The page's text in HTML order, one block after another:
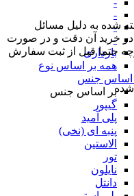
-
-
-
-
بارداری
همه بر اساس نوع
اساس جنس
بر اساس جنس
گیپور
پلی آمید
پنبه ای (نخی)
الاستین
تور
نایلون
دانتل
شده به دلیل مسائل
در خرید آن دقت و در صورت
حتما قبل از ثبت سفارش
شده